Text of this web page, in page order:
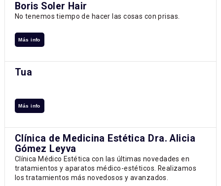
Boris Soler Hair
No tenemos tiempo de hacer las cosas con prisas.
Más info
Tua
Más info
Clínica de Medicina Estética Dra. Alicia
Gómez Leyva
Clínica Médico Estética con las últimas novedades en
tratamientos y aparatos médico-estéticos. Realizamos
los tratamientos más novedosos y avanzados.